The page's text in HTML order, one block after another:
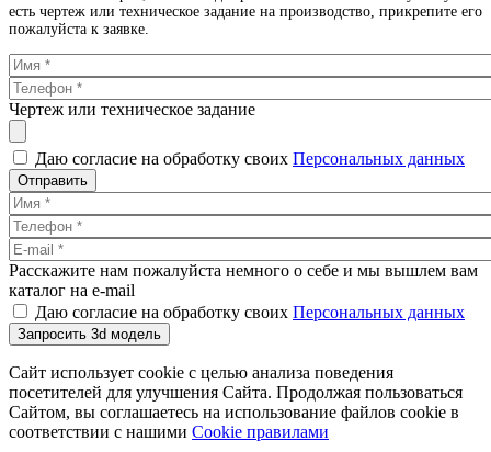
есть чертеж или техническое задание на производство, прикрепите его
пожалуйста к заявке.
Чертеж или техническое задание
Даю согласие на обработку своих Персональных данных
Отправить
Расскажите нам пожалуйста немного о себе и мы вышлем вам
каталог на e-mail
Даю согласие на обработку своих Персональных данных
Запросить 3d модель
Сайт использует cookie с целью анализа поведения
посетителей для улучшения Сайта. Продолжая пользоваться
Сайтом, вы соглашаетесь на использование файлов cookie в
соответствии с нашими Cookiе правилами